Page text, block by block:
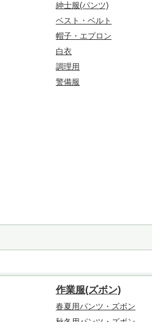
紳士服(パンツ)
ベスト・ベルト
帽子・エプロン
白衣
調理用
警備服
作業服(ズボン)
春夏用パンツ・ズボン